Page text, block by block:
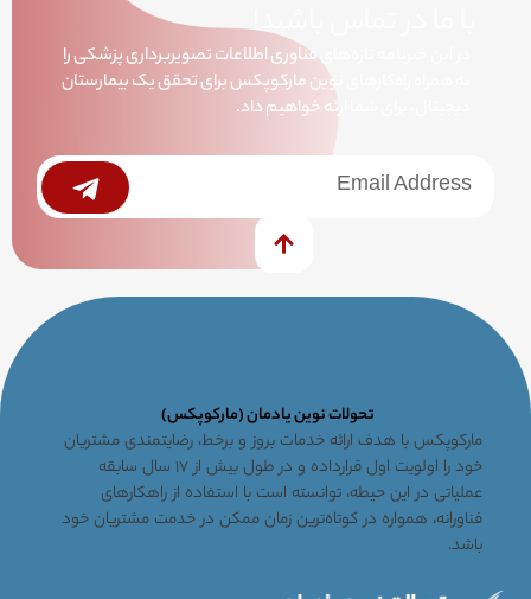
با ما در تماس باشید!
در این خبرنامه تازه‌های فناوری اطلاعات تصویربرداری پزشکی را
به همراه راه‌کارهای نوین مارکوپکس برای تحقق یک بیمارستان
دیجیتال، برای شما ارئه خواهیم داد.
خبرنامه Submit
تحولات نوین یادمان (مارکوپکس)
مارکوپکس با هدف ارائه خدمات بروز و برخط، رضایتمندی مشتریان
خود را اولویت اول قرارداده و در طول بیش از ۱۷ سال سابقه
عملیاتی در این حیطه، توانسته است با استفاده از راهکارهای
فناورانه، همواره در کوتاه‌ترین زمان ممکن در خدمت مشتریان خود
باشد.